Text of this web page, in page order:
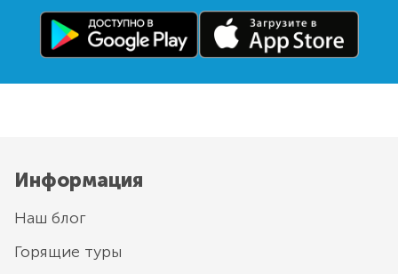
Информация
Наш блог
Горящие туры